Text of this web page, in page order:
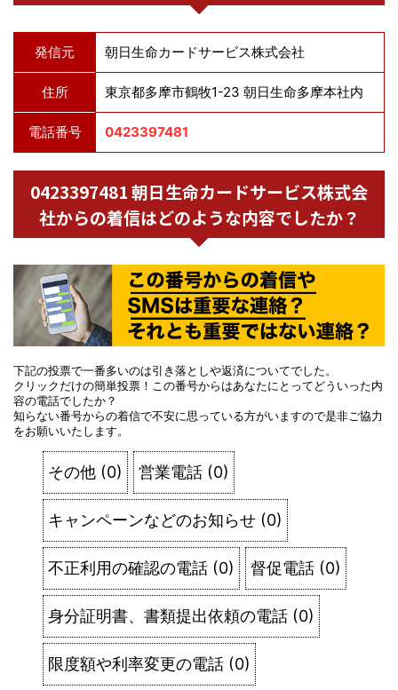
発信元 朝日生命カードサービス株式会社
住所 東京都多摩市鶴牧1-23 朝日生命多摩本社内
電話番号 0423397481
0423397481 朝日生命カードサービス株式会
社からの着信はどのような内容でしたか？
下記の投票で一番多いのは引き落としや返済についてでした。
クリックだけの簡単投票！この番号からはあなたにとってどういった内
容の電話でしたか？
知らない番号からの着信で不安に思っている方がいますので是非ご協力
をお願いいたします。
その他 (0) 営業電話 (0)
キャンペーンなどのお知らせ (0)
不正利用の確認の電話 (0) 督促電話 (0)
身分証明書、書類提出依頼の電話 (0)
限度額や利率変更の電話 (0)